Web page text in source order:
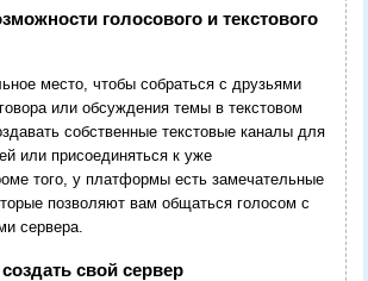
голосового и текстового
место, чтобы собраться с друзьями
или обсуждения темы в текстовом
собственные текстовые каналы для
или присоединяться к уже
того, у платформы есть замечательные
позволяют вам общаться голосом с
сервера.
свой сервер